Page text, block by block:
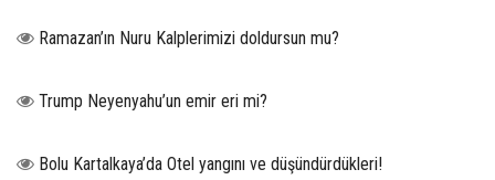
Ramazan’ın Nuru Kalplerimizi doldursun mu?
Trump Neyenyahu’un emir eri mi?
Bolu Kartalkaya’da Otel yangını ve düşündürdükleri!